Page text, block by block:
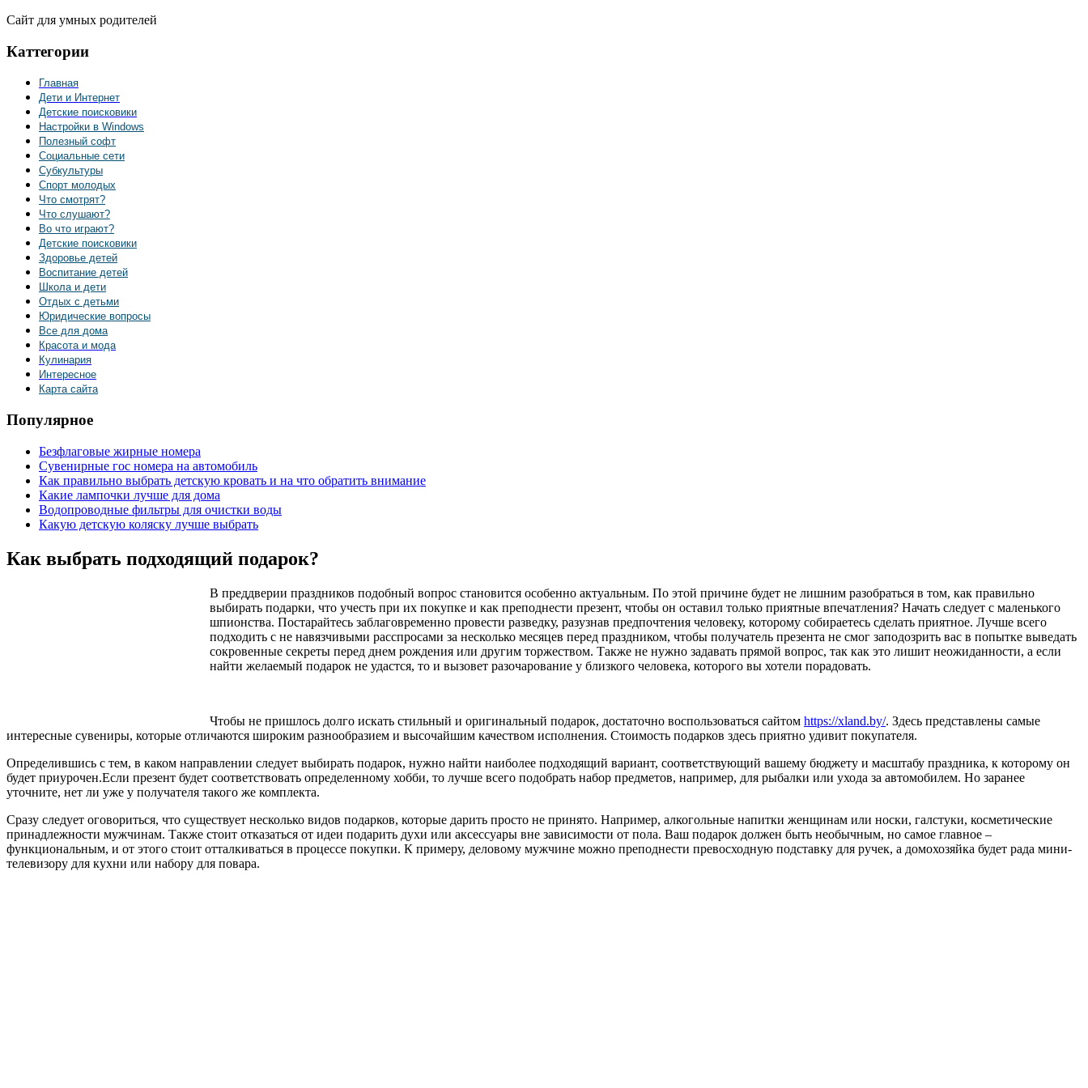
Сайт для умных родителей
Каттегории
Главная
Дети и Интернет
Детские поисковики
Настройки в Windows
Полезный софт
Социальные сети
Субкультуры
Спорт молодых
Что смотрят?
Что слушают?
Во что играют?
Детские поисковики
Здоровье детей
Воспитание детей
Школа и дети
Отдых с детьми
Юридические вопросы
Все для дома
Красота и мода
Кулинария
Интересное
Карта сайта
Популярное
Безфлаговые жирные номера
Сувенирные гос номера на автомобиль
Как правильно выбрать детскую кровать и на что обратить внимание
Какие лампочки лучше для дома
Водопроводные фильтры для очистки воды
Какую детскую коляску лучше выбрать
Как выбрать подходящий подарок?
В преддверии праздников подобный вопрос становится особенно актуальным. По этой причине будет не лишним разобраться в том, как правильно
выбирать подарки, что учесть при их покупке и как преподнести презент, чтобы он оставил только приятные впечатления? Начать следует с маленького
шпионства. Постарайтесь заблаговременно провести разведку, разузнав предпочтения человеку, которому собираетесь сделать приятное. Лучше всего
подходить с не навязчивыми расспросами за несколько месяцев перед праздником, чтобы получатель презента не смог заподозрить вас в попытке выведать
сокровенные секреты перед днем рождения или другим торжеством. Также не нужно задавать прямой вопрос, так как это лишит неожиданности, а если
найти желаемый подарок не удастся, то и вызовет разочарование у близкого человека, которого вы хотели порадовать.
Чтобы не пришлось долго искать стильный и оригинальный подарок, достаточно воспользоваться сайтом https://xland.by/. Здесь представлены самые
интересные сувениры, которые отличаются широким разнообразием и высочайшим качеством исполнения. Стоимость подарков здесь приятно удивит покупателя.
Определившись с тем, в каком направлении следует выбирать подарок, нужно найти наиболее подходящий вариант, соответствующий вашему бюджету и масштабу праздника, к которому он
будет приурочен.Если презент будет соответствовать определенному хобби, то лучше всего подобрать набор предметов, например, для рыбалки или ухода за автомобилем. Но заранее
уточните, нет ли уже у получателя такого же комплекта.
Сразу следует оговориться, что существует несколько видов подарков, которые дарить просто не принято. Например, алкогольные напитки женщинам или носки, галстуки, косметические
принадлежности мужчинам. Также стоит отказаться от идеи подарить духи или аксессуары вне зависимости от пола. Ваш подарок должен быть необычным, но самое главное –
функциональным, и от этого стоит отталкиваться в процессе покупки. К примеру, деловому мужчине можно преподнести превосходную подставку для ручек, а домохозяйка будет рада мини-
телевизору для кухни или набору для повара.